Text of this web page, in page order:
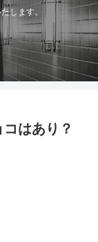
します。
はあり？